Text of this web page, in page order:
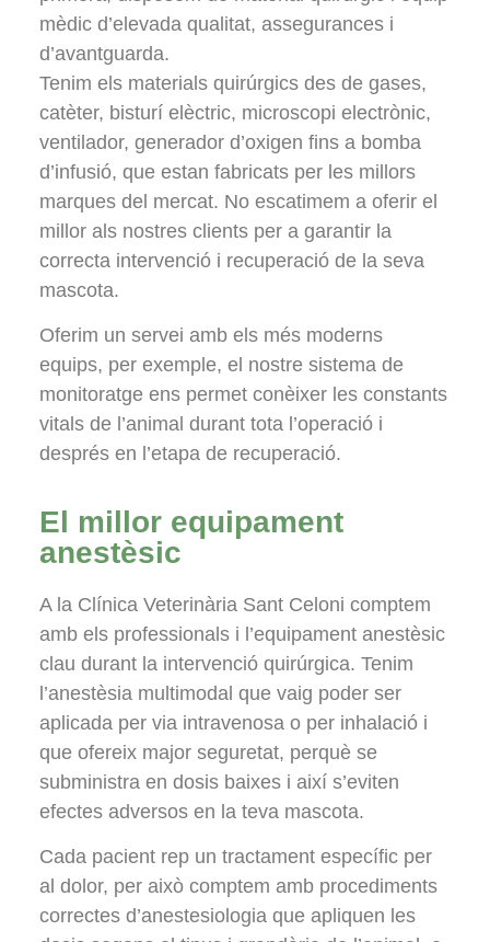
mèdic d’elevada qualitat, assegurances i
d’avantguarda.
Tenim els materials quirúrgics des de gases,
catèter, bisturí elèctric, microscopi electrònic,
ventilador, generador d’oxigen fins a bomba
d’infusió, que estan fabricats per les millors
marques del mercat. No escatimem a oferir el
millor als nostres clients per a garantir la
correcta intervenció i recuperació de la seva
mascota.
Oferim un servei amb els més moderns
equips, per exemple, el nostre sistema de
monitoratge ens permet conèixer les constants
vitals de l’animal durant tota l’operació i
després en l’etapa de recuperació.
El millor equipament
anestèsic
A la Clínica Veterinària Sant Celoni comptem
amb els professionals i l’equipament anestèsic
clau durant la intervenció quirúrgica. Tenim
l’anestèsia multimodal que vaig poder ser
aplicada per via intravenosa o per inhalació i
que ofereix major seguretat, perquè se
subministra en dosis baixes i així s’eviten
efectes adversos en la teva mascota.
Cada pacient rep un tractament específic per
al dolor, per això comptem amb procediments
correctes d’anestesiologia que apliquen les